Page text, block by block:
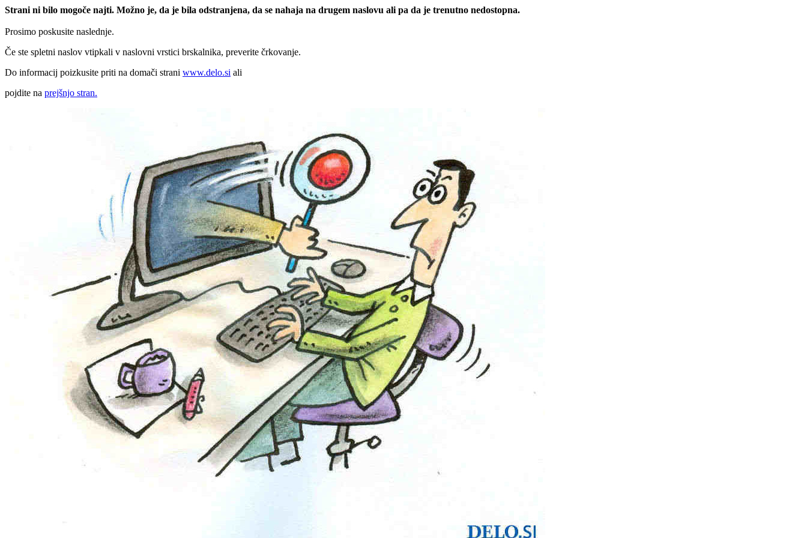
Strani ni bilo mogoče najti. Možno je, da je bila odstranjena, da se nahaja na drugem naslovu ali pa da je trenutno nedostopna.
Prosimo poskusite naslednje.
Če ste spletni naslov vtipkali v naslovni vrstici brskalnika, preverite črkovanje.
Do informacij poizkusite priti na domači strani www.delo.si ali
pojdite na prejšnjo stran.